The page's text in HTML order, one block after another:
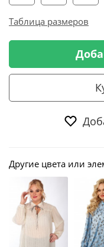
Таблица размеров
Другие цвета или